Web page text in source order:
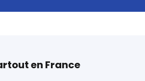
en France